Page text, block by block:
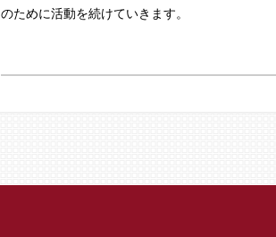
のために活動を続けていきます。